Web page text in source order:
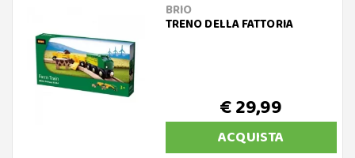
BRIO
TRENO DELLA FATTORIA
€ 29,99
ACQUISTA